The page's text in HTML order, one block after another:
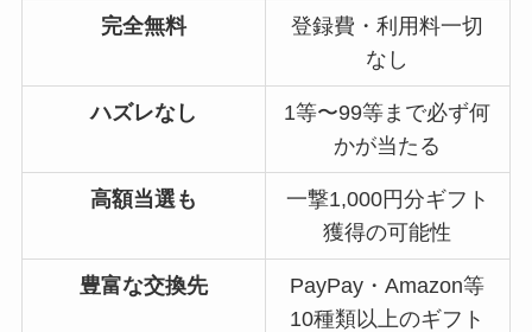
完全無料
登録費・利用料一切
なし
ハズレなし
1等〜99等まで必ず何
かが当たる
高額当選も
一撃1,000円分ギフト
獲得の可能性
豊富な交換先
PayPay・Amazon等
10種類以上のギフト